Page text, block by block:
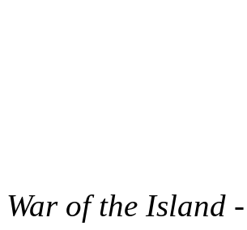
War of the Island -